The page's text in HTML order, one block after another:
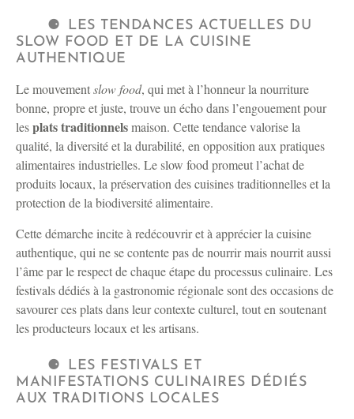
LES TENDANCES ACTUELLES DU
SLOW FOOD ET DE LA CUISINE
AUTHENTIQUE
Le mouvementslow food, qui met à l’honneur la nourriture
bonne, propre et juste, trouve un écho dans l’engouement pour
lesplats traditionnelsmaison. Cette tendance valorise la
qualité, la diversité et la durabilité, en opposition aux pratiques
alimentaires industrielles. Le slow food promeut l’achat de
produits locaux, la préservation des cuisines traditionnelles et la
protection de la biodiversité alimentaire.
Cette démarche incite à redécouvrir et à apprécier la cuisine
authentique, qui ne se contente pas de nourrir mais nourrit aussi
l’âme par le respect de chaque étape du processus culinaire. Les
festivals dédiés à la gastronomie régionale sont des occasions de
savourer ces plats dans leur contexte culturel, tout en soutenant
les producteurs locaux et les artisans.
LES FESTIVALS ET
MANIFESTATIONS CULINAIRES DÉDIÉS
AUX TRADITIONS LOCALES